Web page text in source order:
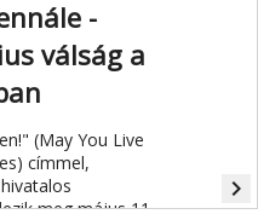
-
válság a
(May You Live
címmel,
meg május 11.
navigate_next